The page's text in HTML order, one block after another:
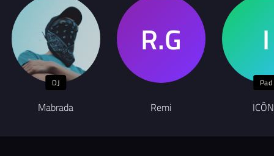
DJ
Mabrada Remi
Pad